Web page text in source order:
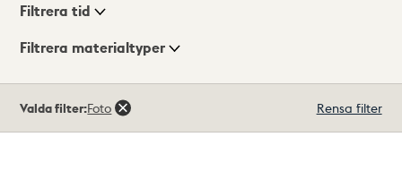
Visningsläge
Filtrera tid
Filtrera materialtyper
träffar
Valda filter:Foto Rensa filter